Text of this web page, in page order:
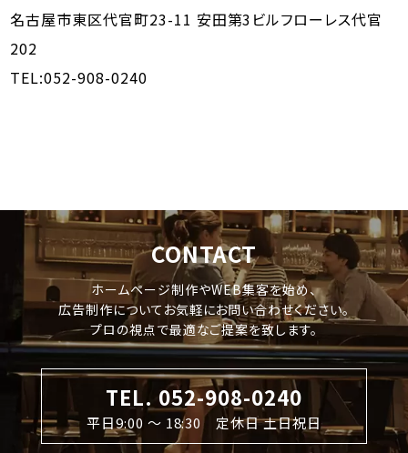
名古屋市東区代官町23-11 安田第3ビルフローレス代官
202
TEL:052-908-0240
CONTACT
ホームページ制作やWEB集客を始め、
広告制作についてお気軽にお問い合わせください。
プロの視点で最適なご提案を致します。
TEL. 052-908-0240
平日9:00 〜 18:30 定休日 土日祝日